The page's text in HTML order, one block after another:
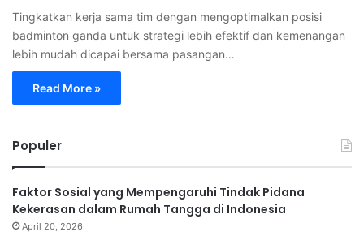
Tingkatkan kerja sama tim dengan mengoptimalkan posisi
badminton ganda untuk strategi lebih efektif dan kemenangan
lebih mudah dicapai bersama pasangan…
Read More »
Populer
Faktor Sosial yang Mempengaruhi Tindak Pidana
Kekerasan dalam Rumah Tangga di Indonesia
April 20, 2026